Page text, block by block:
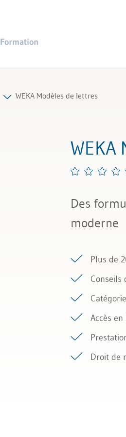
Formation
WEKA Modèles de lettres
Des
moderne
Plus de
Conseils
Accès
Droit de